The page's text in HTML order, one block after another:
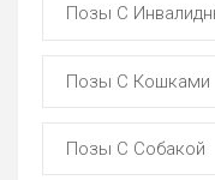
Позы С
Позы С Кошками
Позы С Собакой